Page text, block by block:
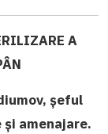
A
șeful
amenajare.